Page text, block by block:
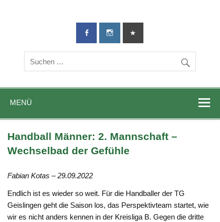
TG-Geislingen
DIE Sportadresse in Geislingen!
MENÜ
Handball Männer: 2. Mannschaft –
Wechselbad der Gefühle
Fabian Kotas – 29.09.2022
Endlich ist es wieder so weit. Für die Handballer der TG
Geislingen geht die Saison los, das Perspektivteam startet, wie
wir es nicht anders kennen in der Kreisliga B. Gegen die dritte